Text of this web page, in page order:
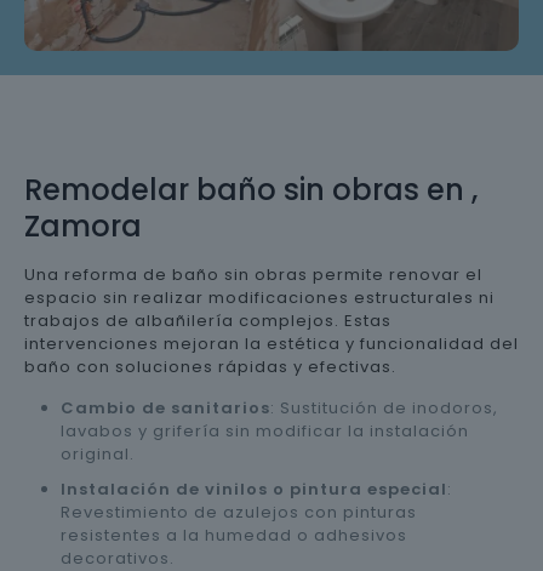
Remodelar baño sin obras en ,
Zamora
Una reforma de baño sin obras permite renovar el
espacio sin realizar modificaciones estructurales ni
trabajos de albañilería complejos. Estas
intervenciones mejoran la estética y funcionalidad del
baño con soluciones rápidas y efectivas.
Cambio de sanitarios: Sustitución de inodoros,
lavabos y grifería sin modificar la instalación
original.
Instalación de vinilos o pintura especial:
Revestimiento de azulejos con pinturas
resistentes a la humedad o adhesivos
decorativos.